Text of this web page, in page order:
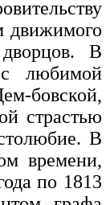
движимого
В
любимой
бовской,
страстью
В
времени,
по 1813